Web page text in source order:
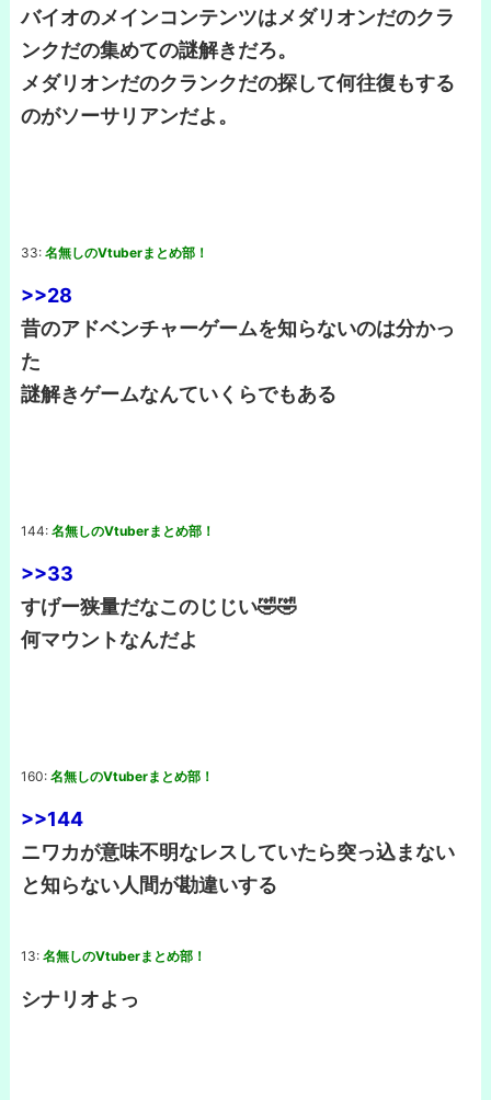
バイオのメインコンテンツはメダリオンだのクラ
ンクだの集めての謎解きだろ。
メダリオンだのクランクだの探して何往復もする
のがソーサリアンだよ。
33: 名無しのVtuberまとめ部！
>>28
昔のアドベンチャーゲームを知らないのは分かっ
た
謎解きゲームなんていくらでもある
144: 名無しのVtuberまとめ部！
>>33
すげー狭量だなこのじじい🤣🤣
何マウントなんだよ
160: 名無しのVtuberまとめ部！
>>144
ニワカが意味不明なレスしていたら突っ込まない
と知らない人間が勘違いする
13: 名無しのVtuberまとめ部！
シナリオよっ